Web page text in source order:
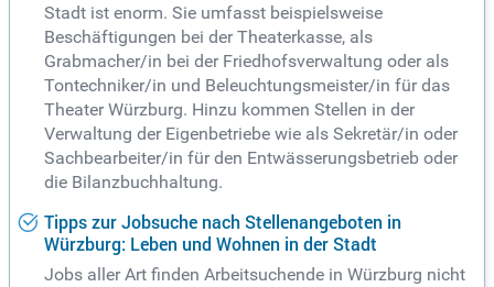
Stadt ist enorm. Sie umfasst beispielsweise
Beschäftigungen bei der Theaterkasse, als
Grabmacher/in bei der Friedhofsverwaltung oder als
Tontechniker/in und Beleuchtungsmeister/in für das
Theater Würzburg. Hinzu kommen Stellen in der
Verwaltung der Eigenbetriebe wie als Sekretär/in oder
Sachbearbeiter/in für den Entwässerungsbetrieb oder
die Bilanzbuchhaltung.
Tipps zur Jobsuche nach Stellenangeboten in
Würzburg: Leben und Wohnen in der Stadt
Jobs aller Art finden Arbeitsuchende in Würzburg nicht